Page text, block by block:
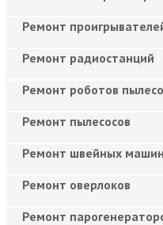
Ремонт
Ремонт радиостанций
Ремонт роботов
Ремонт пылесосов
Ремонт швейных машин
Ремонт оверлоков
Ремонт